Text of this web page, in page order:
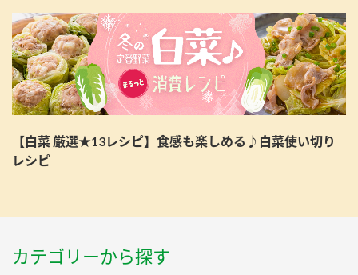
【白菜 厳選★13レシピ】食感も楽しめる♪白菜使い切り
レシピ
カテゴリーから探す